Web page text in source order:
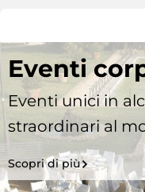
Eventi
Eventi unici in
straordinari al
Scopri di più